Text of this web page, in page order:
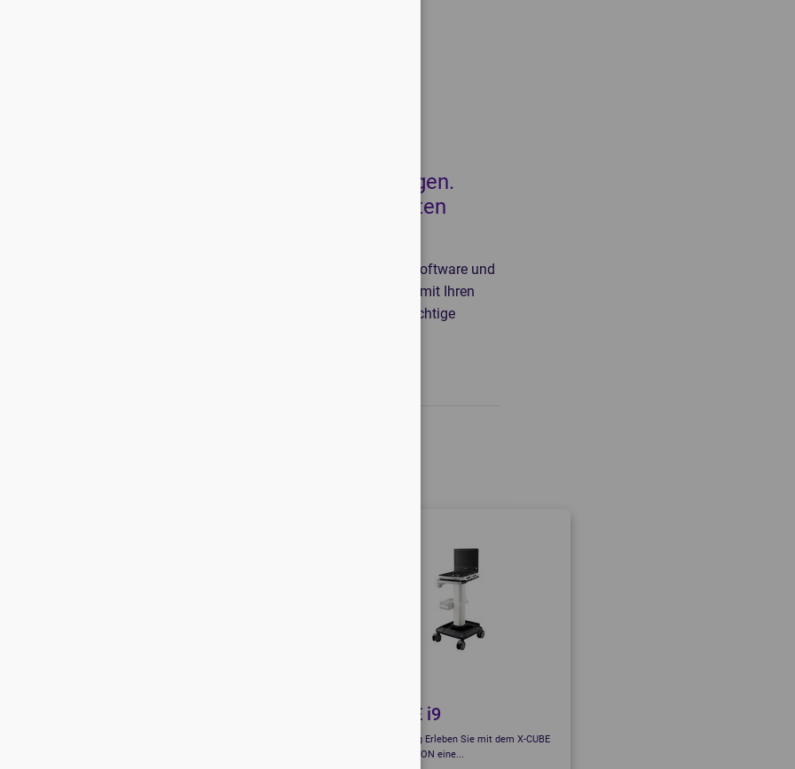
Transrektal
Transvaginal
SonoTouch 30 Erfahrungen
Noch keine Bewertungen.
Schreiben Sie den ersten
Bewerten Sie Ihr Gerät oder Ihre Software und
teilen Sie dadurch Ihre Erfahrung mit Ihren
Kollegen, damit sie leichter das richtige
X-CUBE i9
Beschreibung Erleben Sie mit dem X-CUBE
i9 von ALPINION eine...